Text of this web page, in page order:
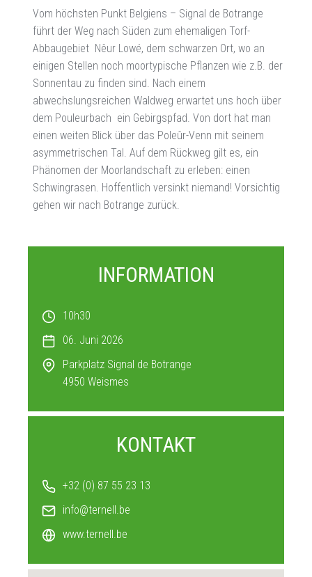
Vom höchsten Punkt Belgiens – Signal de Botrange
führt der Weg nach Süden zum ehemaligen Torf-
Abbaugebiet Nêur Lowé, dem schwarzen Ort, wo an
einigen Stellen noch moortypische Pflanzen wie z.B. der
Sonnentau zu finden sind. Nach einem
abwechslungsreichen Waldweg erwartet uns hoch über
dem Pouleurbach ein Gebirgspfad. Von dort hat man
einen weiten Blick über das Poleûr-Venn mit seinem
asymmetrischen Tal. Auf dem Rückweg gilt es, ein
Phänomen der Moorlandschaft zu erleben: einen
Schwingrasen. Hoffentlich versinkt niemand! Vorsichtig
gehen wir nach Botrange zurück.
INFORMATION
10h30
06. Juni 2026
Parkplatz Signal de Botrange
4950 Weismes
KONTAKT
+32 (0) 87 55 23 13
info@ternell.be
www.ternell.be